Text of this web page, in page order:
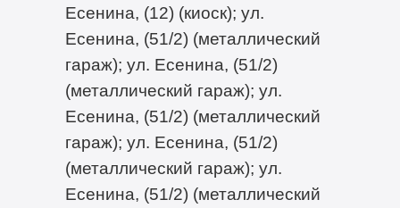
Есенина, (12) (киоск); ул.
Есенина, (51/2) (металлический
гараж); ул. Есенина, (51/2)
(металлический гараж); ул.
Есенина, (51/2) (металлический
гараж); ул. Есенина, (51/2)
(металлический гараж); ул.
Есенина, (51/2) (металлический